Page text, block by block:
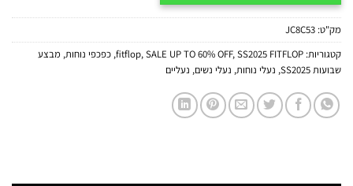
מק"ט: JC8C53
קטגוריות:
fitflop,SALE UP TO 60% OFF,SS2025 FITFLOP
, כפכפי נוחות, מבצע
שבועות SS2025
, נעלי נוחות, נעלי נשים, נעליים